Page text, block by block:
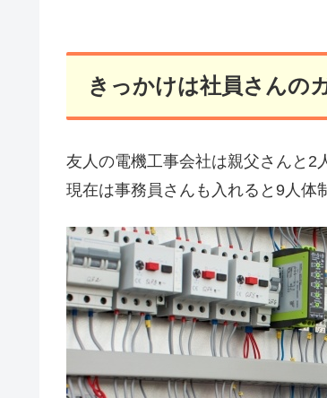
きっかけは社員さんの
友人の電機工事会社は親父さんと2
現在は事務員さんも入れると9人体